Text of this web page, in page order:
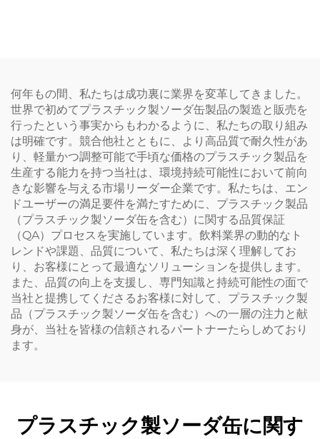
何年もの間、私たちは成功裏に業界を変革してきました。
世界で初めてプラスチック製ソーダ缶製品の製造と販売を
行ったという事実からもわかるように、私たちの取り組み
は明確です。競合他社とともに、より高品質で耐久性があ
り、軽量かつ調整可能で手頃な価格のプラスチック製品を
生産する能力を持つ当社は、環境持続可能性において前向
きな影響を与える市場リーダー企業です。私たちは、エン
ドユーザーの満足要件を満たすために、プラスチック製品
（プラスチック製ソーダ缶を含む）に関する品質保証
（QA）プロセスを実施しています。飲料業界の動的なト
レンドや課題、品質について、私たちは深く理解してお
り、お客様にとって最適なソリューションを提供します。
また、品質の向上を支援し、専門知識と持続可能性の面で
当社と提携してくださるお客様に対して、プラスチック製
品（プラスチック製ソーダ缶を含む）への一層の注力と献
身が、当社を皆様の信頼されるパートナーたらしめており
ます。
プラスチック製ソーダ缶に関す